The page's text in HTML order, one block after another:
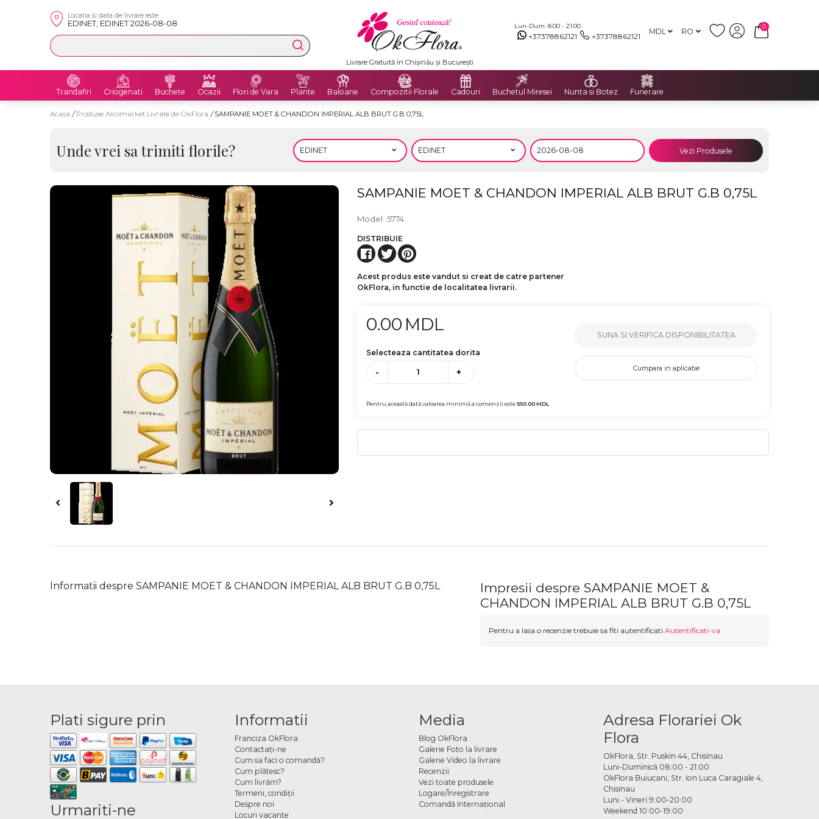
Locatia si data de livrare este
EDINET, EDINET 2026-08-08 Lun-Dum: 8:00 - 21:00
+37378862121 +37378862121 MDL RO
0
Livrare Gratuită în Chișinău și București
Trandafiri Criogenati Buchete Ocazii Flori de Vara Plante Baloane Compozitii Florale Cadouri Buchetul Miresei Nunta si Botez Funerare
Acasa / Produse Alcomarket Livrate de OkFlora / SAMPANIE MOET & CHANDON IMPERIAL ALB BRUT G.B 0,75L
Unde vrei sa trimiti florile? Vezi Produsele
SAMPANIE MOET & CHANDON IMPERIAL ALB BRUT G.B 0,75L
Model 5774
DISTRIBUIE
Acest produs este vandut si creat de catre partener
OkFlora, in functie de localitatea livrarii.
0.00 MDL
Selecteaza cantitatea dorita
- +
Pentru această dată valoarea minimă a comenzii este550.00MDL
SUNA SI VERIFICA DISPONIBILITATEA
Cumpara in aplicatie
Informatii despre SAMPANIE MOET & CHANDON IMPERIAL ALB BRUT G.B 0,75L
Impresii despre SAMPANIE MOET &
CHANDON IMPERIAL ALB BRUT G.B 0,75L
Pentru a lasa o recenzie trebuie sa fiti autentificati Autentificati-va
Plati sigure prin
Urmariti-ne
Informatii
Franciza OkFlora
Contactaţi-ne
Cum sa faci o comandă?
Cum plătesc?
Cum livrăm?
Termeni, condiţii
Despre noi
Locuri vacante
Media
Blog OkFlora
Galerie Foto la livrare
Galerie Video la livrare
Recenzii
Vezi toate produsele
Logare/Înregistrare
Comandă Internațional
Adresa Florariei Ok
Flora
OkFlora, Str. Puskin 44, Chisinau
Luni-Duminică 08:00 - 21:00
OkFlora Buiucani, Str. Ion Luca Caragiale 4,
Chisinau
Luni - Vineri 9:00-20:00
Weekend 10:00-19:00